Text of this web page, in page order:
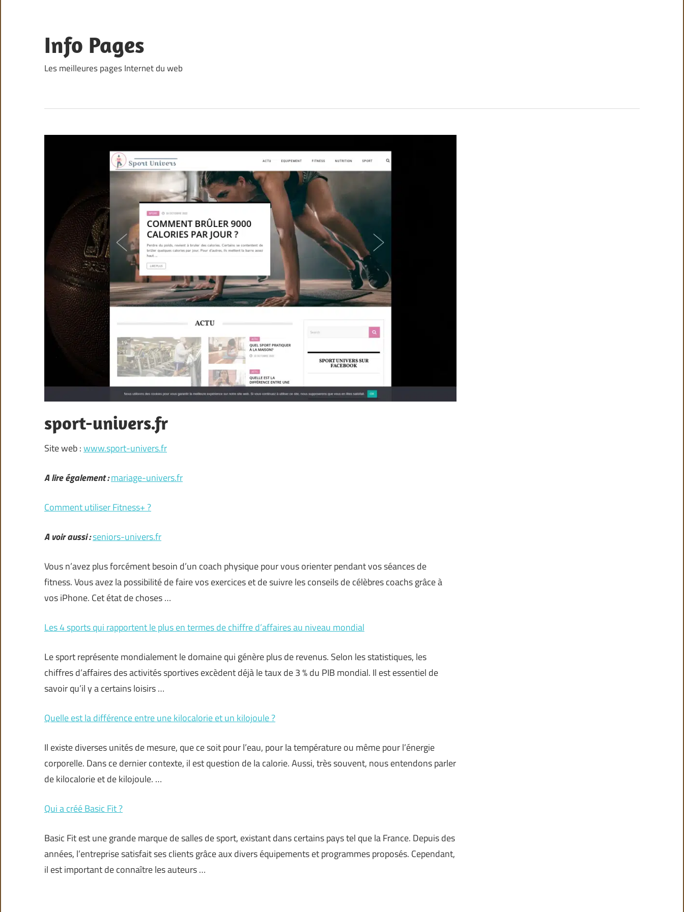
content
Info Pages
Les meilleures pages Internet du web
sport-univers.fr
Site web :www.sport-univers.fr
A lire également :mariage-univers.fr
Comment utiliser Fitness+ ?
A voir aussi :seniors-univers.fr
Vous n’avez plus forcément besoin d’un coach physique pour vous orienter pendant vos séances de
fitness. Vous avez la possibilité de faire vos exercices et de suivre les conseils de célèbres coachs grâce à
vos iPhone. Cet état de choses …
Les 4 sports qui rapportent le plus en termes de chiffre d’affaires au niveau mondial
Le sport représente mondialement le domaine qui génère plus de revenus. Selon les statistiques, les
chiffres d’affaires des activités sportives excèdent déjà le taux de 3 % du PIB mondial. Il est essentiel de
savoir qu’il y a certains loisirs …
Quelle est la différence entre une kilocalorie et un kilojoule ?
Il existe diverses unités de mesure, que ce soit pour l’eau, pour la température ou même pour l’énergie
corporelle. Dans ce dernier contexte, il est question de la calorie. Aussi, très souvent, nous entendons parler
de kilocalorie et de kilojoule. …
Qui a créé Basic Fit ?
Basic Fit est une grande marque de salles de sport, existant dans certains pays tel que la France. Depuis des
années, l’entreprise satisfait ses clients grâce aux divers équipements et programmes proposés. Cependant,
il est important de connaître les auteurs …